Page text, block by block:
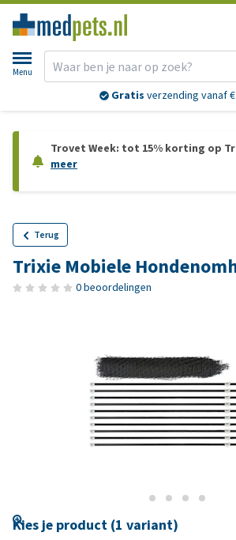
Menu
Gratis verzending vanaf
Trovet Week: tot 15% korting op
meer
Terug
Trixie Mobiele
0 beoordelingen
Kies je product (1 variant)